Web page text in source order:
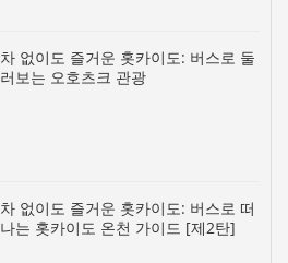
차 없이도 즐거운 홋카이도: 버스로 둘
러보는 오호츠크 관광
차 없이도 즐거운 홋카이도: 버스로 떠
나는 홋카이도 온천 가이드 [제2탄]